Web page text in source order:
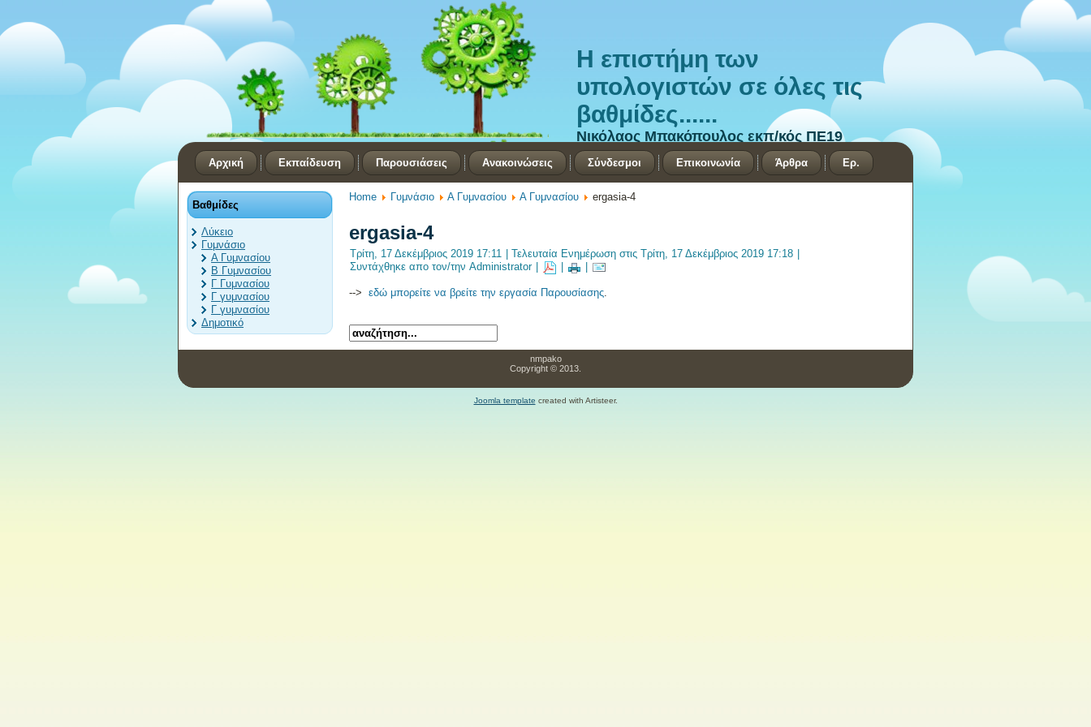
Η επιστήμη των
υπολογιστών σε όλες τις
βαθμίδες......
Νικόλαος Μπακόπουλος εκπ/κός ΠΕ19
Αρχική Εκπαίδευση Παρουσιάσεις Ανακοινώσεις Σύνδεσμοι Επικοινωνία Άρθρα Ερ.
Βαθμίδες
Λύκειο
Γυμνάσιο
Α Γυμνασίου
Β Γυμνασίου
Γ Γυμνασίου
Γ γυμνασίου
Γ γυμνασίου
Δημοτικό
Home Γυμνάσιο Α Γυμνασίου Α Γυμνασίου ergasia-4
ergasia-4
Τρίτη, 17 Δεκέμβριος 2019 17:11 Τελευταία Ενημέρωση στις Τρίτη, 17 Δεκέμβριος 2019 17:18
Συντάχθηκε απο τον/την Administrator
--> εδώ μπορείτε να βρείτε την εργασία Παρουσίασης.
nmpako
Copyright © 2013.
Joomla template created with Artisteer.